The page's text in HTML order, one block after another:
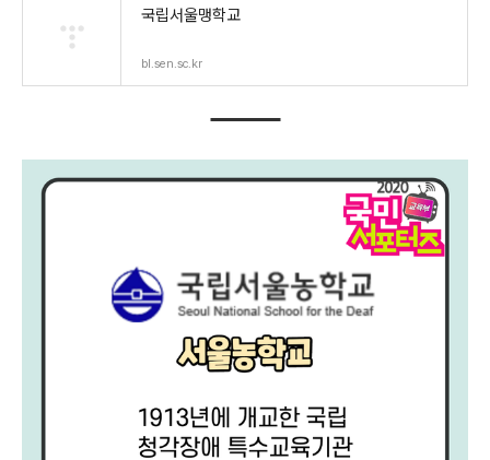
국립서울맹학교
bl.sen.sc.kr